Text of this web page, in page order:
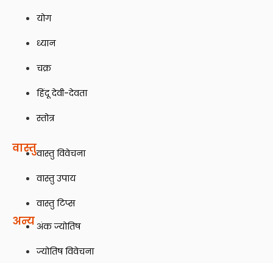
योग
ध्यान
चक्र
हिंदू देवी-देवता
स्तोत्र
वास्तुवास्तु विवेचना
वास्तु उपाय
वास्तु टिप्स
अन्य अंक ज्योतिष
ज्योतिष विवेचना